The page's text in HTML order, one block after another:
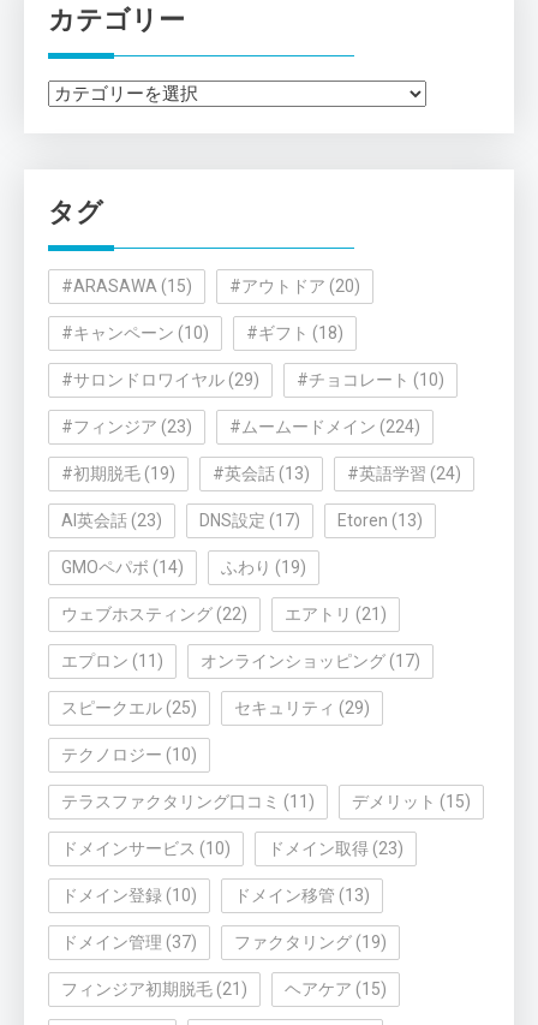
カテゴリー
カ
ー
タグ
#ARASAWA (15) #アウトドア (20)
#キャンペーン (10) #ギフト (18)
#サロンドロワイヤル (29) #チョコレート (10)
#フィンジア (23) #ムームードメイン (224)
#初期脱毛 (19) #英会話 (13) #英語学習 (24)
AI英会話 (23) DNS設定 (17) Etoren (13)
GMOペパボ (14) ふわり (19)
ウェブホスティング (22) エアトリ (21)
エプロン (11) オンラインショッピング (17)
スピークエル (25) セキュリティ (29)
テクノロジー (10)
テラスファクタリング口コミ (11) デメリット (15)
ドメインサービス (10) ドメイン取得 (23)
ドメイン登録 (10) ドメイン移管 (13)
ドメイン管理 (37) ファクタリング (19)
フィンジア初期脱毛 (21) ヘアケア (15)